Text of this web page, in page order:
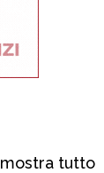
mostra tutto